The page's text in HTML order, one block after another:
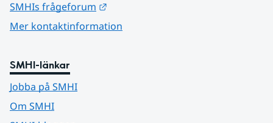
SMHIs frågeforum
Mer kontaktinformation
SMHI-länkar
Jobba på SMHI
Om SMHI